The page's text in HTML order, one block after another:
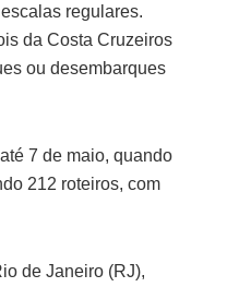
regulares.
da Costa Cruzeiros
ou desembarques
7 de maio, quando
212 roteiros, com
de Janeiro (RJ),